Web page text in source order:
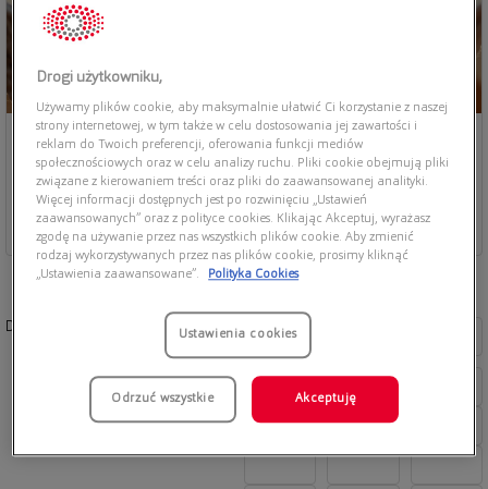
Dostępne kolory:
Drogi użytkowniku,
Używamy plików cookie, aby maksymalnie ułatwić Ci korzystanie z naszej
strony internetowej, w tym także w celu dostosowania jej zawartości i
reklam do Twoich preferencji, oferowania funkcji mediów
społecznościowych oraz w celu analizy ruchu. Pliki cookie obejmują pliki
związane z kierowaniem treści oraz pliki do zaawansowanej analityki.
Więcej informacji dostępnych jest po rozwinięciu „Ustawień
zaawansowanych” oraz z polityce cookies. Klikając Akceptuj, wyrażasz
zgodę na używanie przez nas wszystkich plików cookie. Aby zmienić
rodzaj wykorzystywanych przez nas plików cookie, prosimy kliknąć
„Ustawienia zaawansowane”.
Polityka Cookies
Ustawienia cookies
Odrzuć wszystkie Akceptuję